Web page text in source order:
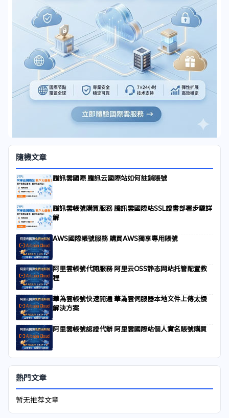
隨機文章
騰訊雲國際 騰訊云國際站如何註銷賬號
騰訊雲帳號購買服務 騰訊雲國際站SSL證書部署步驟詳
解
AWS國際帳號服務 購買AWS獨享專用賬號
阿里雲帳號代開服務 阿里云OSS静态网站托管配置教
程
華為雲帳號快速開通 華為雲伺服器本地文件上傳太慢
解決方案
阿里雲帳號認證代辦 阿里雲國際站個人實名賬號購買
熱門文章
暂无推荐文章